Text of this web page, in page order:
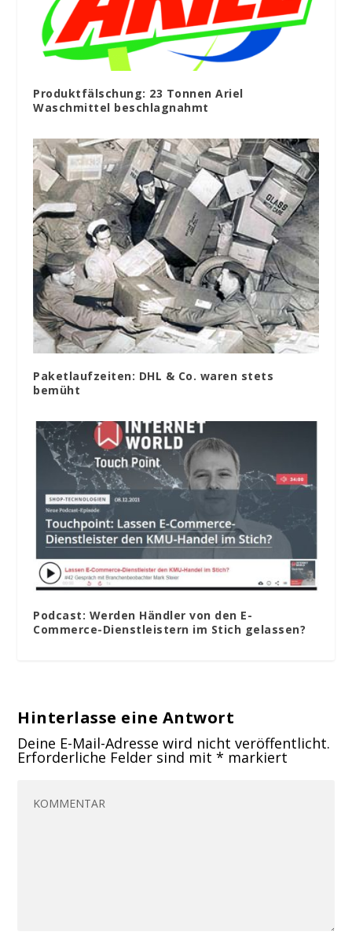
Produktfälschung: 23 Tonnen Ariel
Waschmittel beschlagnahmt
Paketlaufzeiten: DHL & Co. waren stets
bemüht
Podcast: Werden Händler von den E-
Commerce-Dienstleistern im Stich gelassen?
Hinterlasse eine Antwort
Deine E-Mail-Adresse wird nicht veröffentlicht.
Erforderliche Felder sind mit* markiert